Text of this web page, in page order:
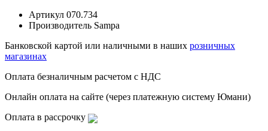
Артикул 070.734
Производитель Sampa
Банковской картой или наличными в наших розничных
магазинах
Оплата безналичным расчетом с НДС
Онлайн оплата на сайте (через платежную систему Юмани)
Оплата в рассрочку